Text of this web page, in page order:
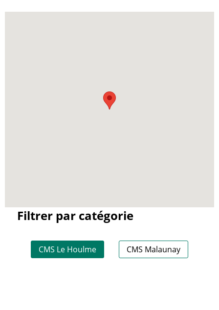
Filtrer par catégorie
CMS Le Houlme CMS Malaunay